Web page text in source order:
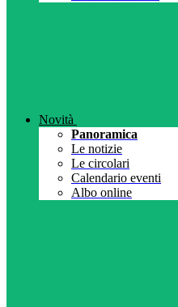
Novità
Panoramica
Le notizie
Le circolari
Calendario eventi
Albo online